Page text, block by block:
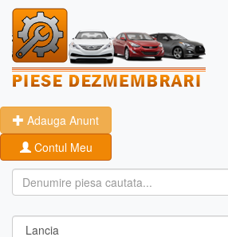
Adauga Anunt
Contul Meu